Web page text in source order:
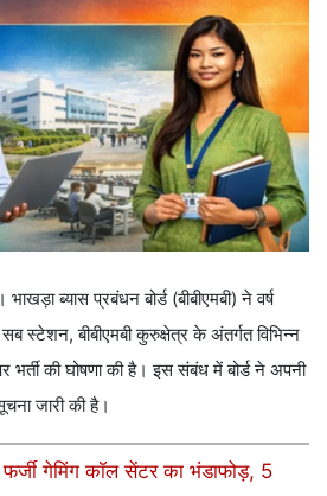
ब्यास प्रबंधन बोर्ड (बीबीएमबी) ने वर्ष
बीबीएमबी कुरुक्षेत्र के अंतर्गत विभिन्न
की घोषणा की है। इस संबंध में बोर्ड ने अपनी
जारी की है।
गेमिंग कॉल सेंटर का भंडाफोड़, 5